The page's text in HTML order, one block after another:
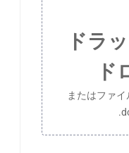
ドラ
ド
またはファ